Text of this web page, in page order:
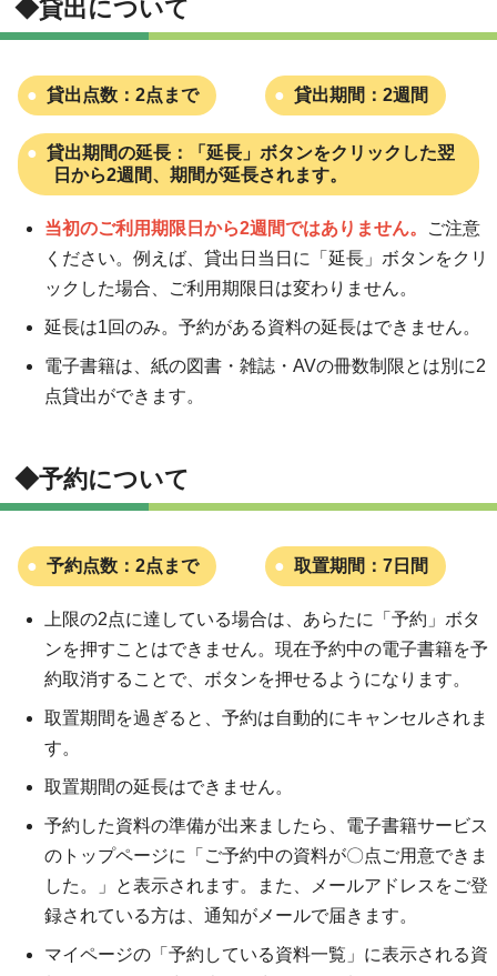
◆貸出について
貸出点数：2点まで 貸出期間：2週間
貸出期間の延長：「延長」ボタンをクリックした翌
日から2週間、期間が延長されます。
当初のご利用期限日から2週間ではありません。
ご注意
ください。例えば、貸出日当日に「延長」ボタンをクリ
ックした場合、ご利用期限日は変わりません。
延長は1回のみ。予約がある資料の延長はできません。
電子書籍は、紙の図書・雑誌・AVの冊数制限とは別に2
点貸出ができます。
◆予約について
予約点数：2点まで 取置期間：7日間
上限の2点に達している場合は、あらたに「予約」ボタ
ンを押すことはできません。現在予約中の電子書籍を予
約取消することで、ボタンを押せるようになります。
取置期間を過ぎると、予約は自動的にキャンセルされま
す。
取置期間の延長はできません。
予約した資料の準備が出来ましたら、電子書籍サービス
のトップページに「ご予約中の資料が〇点ご用意できま
した。」と表示されます。また、メールアドレスをご登
録されている方は、通知がメールで届きます。
マイページの「予約している資料一覧」に表示される資